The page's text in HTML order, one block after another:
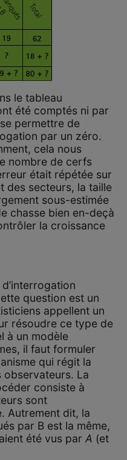
le tableau
été comptés ni par
permettre de
par un zéro.
cela nous
nombre de cerfs
était répétée sur
des secteurs, la taille
sous-estimée
chasse bien en-deçà
la croissance
question est un
appellent un
résoudre ce type de
à un modèle
il faut formuler
qui régit la
La
consiste à
sont
Autrement dit, la
par B est la même,
été vus par A (et